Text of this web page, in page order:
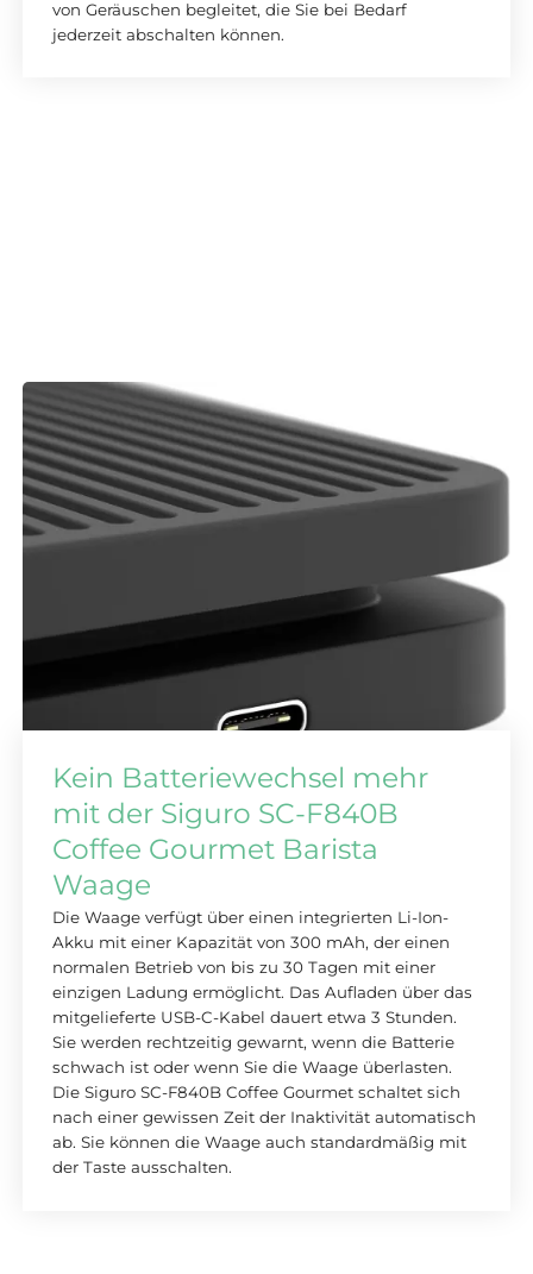
von Geräuschen begleitet, die Sie bei Bedarf
jederzeit abschalten können.
Kein Batteriewechsel mehr
mit der Siguro SC-F840B
Coffee Gourmet Barista
Waage
Die Waage verfügt über einen integrierten Li-Ion-
Akku mit einer Kapazität von 300 mAh, der einen
normalen Betrieb von bis zu 30 Tagen mit einer
einzigen Ladung ermöglicht. Das Aufladen über das
mitgelieferte USB-C-Kabel dauert etwa 3 Stunden.
Sie werden rechtzeitig gewarnt, wenn die Batterie
schwach ist oder wenn Sie die Waage überlasten.
Die Siguro SC-F840B Coffee Gourmet schaltet sich
nach einer gewissen Zeit der Inaktivität automatisch
ab. Sie können die Waage auch standardmäßig mit
der Taste ausschalten.